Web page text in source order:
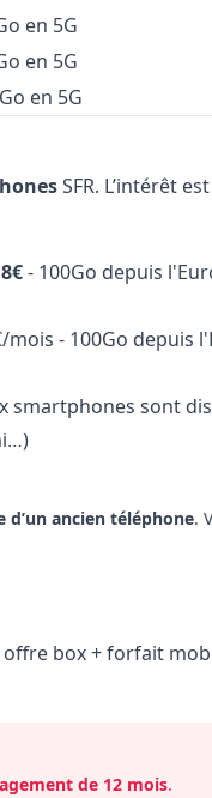
en 5G
en 5G
en 5G
SFR. L’intérêt
8€- 100Go depuis
- 100Go depuis
sont
d’un ancien téléphone.
box + forfait
de 12 mois.